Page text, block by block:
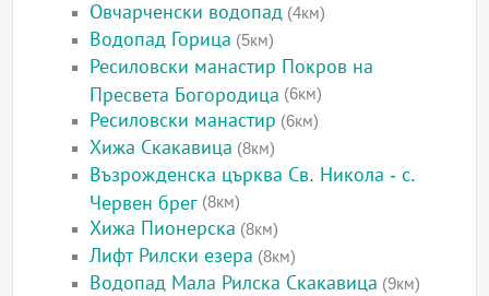
Овчарченски водопад (4км)
Водопад Горица (5км)
Ресиловски манастир Покров на
Пресвета Богородица (6км)
Ресиловски манастир (6км)
Хижа Скакавица (8км)
Възрожденска църква Св. Никола - с.
Червен брег (8км)
Хижа Пионерска (8км)
Лифт Рилски езера (8км)
Водопад Мала Рилска Скакавица (9км)